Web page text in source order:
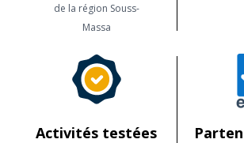
de la région Souss-
Massa
Activités testées